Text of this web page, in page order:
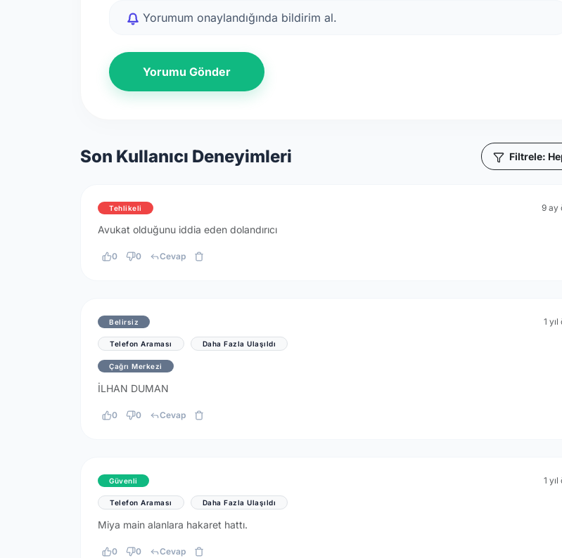
Yorumum onaylandığında bildirim al.
Yorumu Gönder
Son Kullanıcı Deneyimleri Filtrele:
Tehlikeli 9 ay
Avukat olduğunu iddia eden dolandırıcı
0 0 Cevap
Belirsiz 1
Telefon Araması Daha Fazla Ulaşıldı
Çağrı Merkezi
İLHAN DUMAN
0 0 Cevap
Güvenli 1
Telefon Araması Daha Fazla Ulaşıldı
Miya main alanlara hakaret hattı.
0 0 Cevap